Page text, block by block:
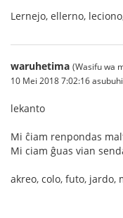
Lernejo, ellerno,
waruhetima (Wasifu wa
10 Mei 2018 7:02:16 asubuhi
lekanto
Mi ĉiam renpondas
Mi ciam ĝuas vian
akreo, colo, futo, jardo,